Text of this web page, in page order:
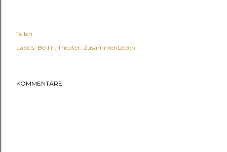
Teilen
Labels: Berlin Theater ZusammenLeben
KOMMENTARE